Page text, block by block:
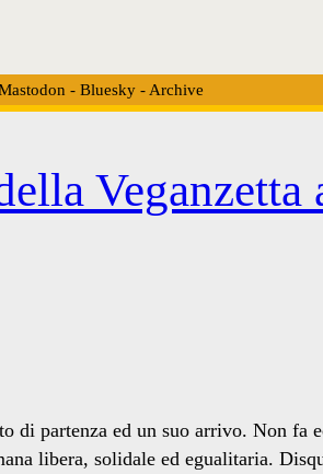
- Bluesky- Archive
di partenza ed un suo arrivo. Non
libera, solidale ed egualitaria.